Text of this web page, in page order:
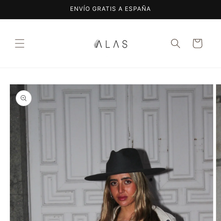
al contenido
ENVÍO GRATIS A ESPAÑA
Carrito
directamente
a la
información
del producto